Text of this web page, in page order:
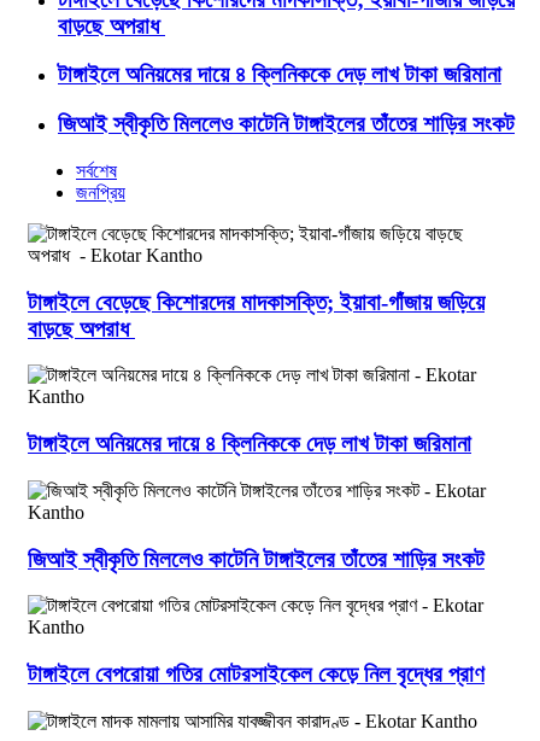
বাড়ছে অপরাধ
টাঙ্গাইলে অনিয়মের দায়ে ৪ ক্লিনিককে দেড় লাখ টাকা জরিমানা
জিআই স্বীকৃতি মিললেও কাটেনি টাঙ্গাইলের তাঁতের শাড়ির সংকট
সর্বশেষ
জনপ্রিয়
টাঙ্গাইলে বেড়েছে কিশোরদের মাদকাসক্তি; ইয়াবা-গাঁজায় জড়িয়ে
বাড়ছে অপরাধ
টাঙ্গাইলে অনিয়মের দায়ে ৪ ক্লিনিককে দেড় লাখ টাকা জরিমানা
জিআই স্বীকৃতি মিললেও কাটেনি টাঙ্গাইলের তাঁতের শাড়ির সংকট
টাঙ্গাইলে বেপরোয়া গতির মোটরসাইকেল কেড়ে নিল বৃদ্ধের প্রাণ